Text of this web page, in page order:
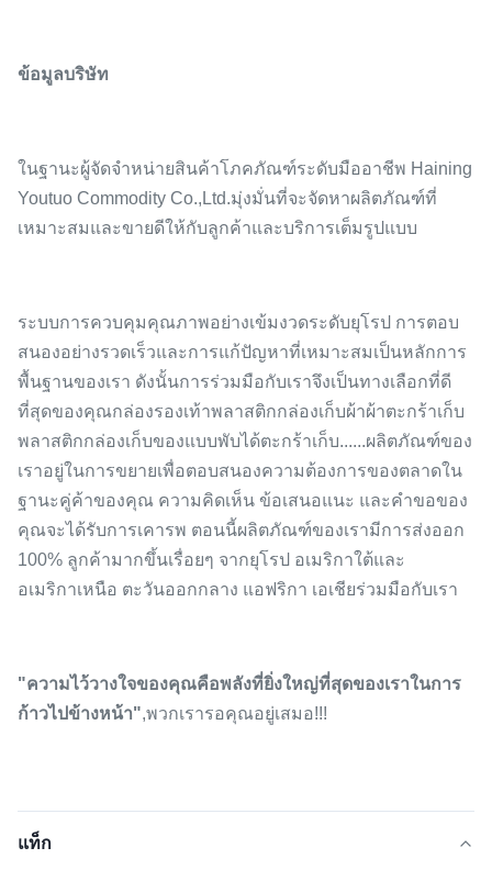
ข้อมูลบริษัท
ในฐานะผู้จัดจำหน่ายสินค้าโภคภัณฑ์ระดับมืออาชีพ Haining
Youtuo Commodity Co.,Ltd.มุ่งมั่นที่จะจัดหาผลิตภัณฑ์ที่
เหมาะสมและขายดีให้กับลูกค้าและบริการเต็มรูปแบบ
ระบบการควบคุมคุณภาพอย่างเข้มงวดระดับยุโรป การตอบ
สนองอย่างรวดเร็วและการแก้ปัญหาที่เหมาะสมเป็นหลักการ
พื้นฐานของเรา ดังนั้นการร่วมมือกับเราจึงเป็นทางเลือกที่ดี
ที่สุดของคุณกล่องรองเท้าพลาสติกกล่องเก็บผ้าผ้าตะกร้าเก็บ
พลาสติกกล่องเก็บของแบบพับได้ตะกร้าเก็บ......ผลิตภัณฑ์ของ
เราอยู่ในการขยายเพื่อตอบสนองความต้องการของตลาดใน
ฐานะคู่ค้าของคุณ ความคิดเห็น ข้อเสนอแนะ และคำขอของ
คุณจะได้รับการเคารพ ตอนนี้ผลิตภัณฑ์ของเรามีการส่งออก
100% ลูกค้ามากขึ้นเรื่อยๆ จากยุโรป อเมริกาใต้และ
อเมริกาเหนือ ตะวันออกกลาง แอฟริกา เอเชียร่วมมือกับเรา
"ความไว้วางใจของคุณคือพลังที่ยิ่งใหญ่ที่สุดของเราในการ
ก้าวไปข้างหน้า",พวกเรารอคุณอยู่เสมอ!!!
แท็ก